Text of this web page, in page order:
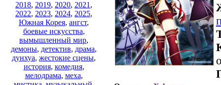
2018, 2019, 2020, 2021 ,
2022, 2023, 2024, 2025,
Южная Корея, ангст,
боевые искусства,
вымышленный мир,
демоны, детектив, драма,
дунхуа, жестокие сцены,
история, комедия,
мелодрама, меха,